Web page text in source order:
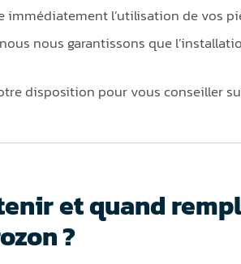
immédiatement l’utilisation de vos
nous garantissons que
disposition pour vous conseiller
et quand
?